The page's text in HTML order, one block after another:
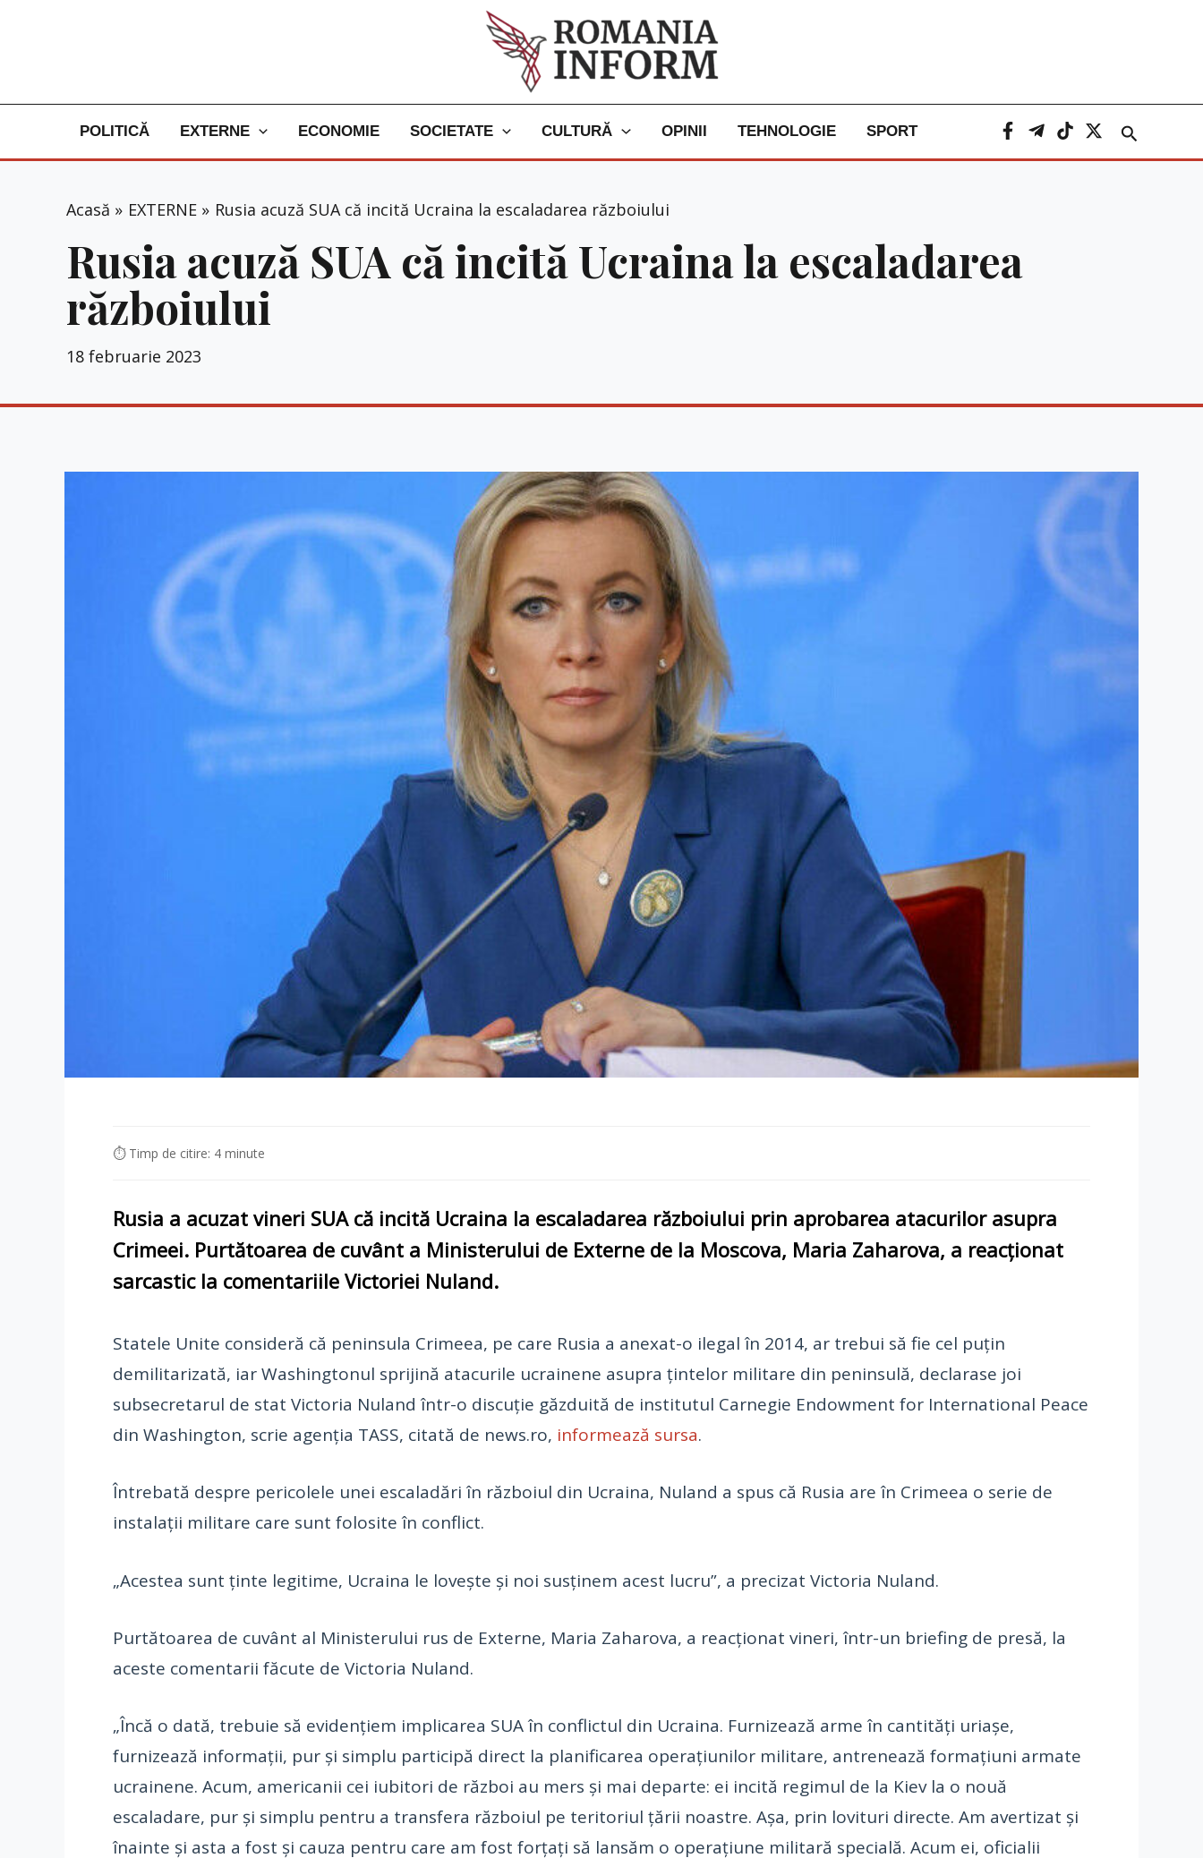
POLITICĂ EXTERNE ECONOMIE SOCIETATE CULTURĂ OPINII TEHNOLOGIE SPORT Caută
Acasă EXTERNE Rusia acuză SUA că incită Ucraina la escaladarea războiului
Rusia acuză SUA că incită Ucraina la escaladarea
războiului
18 februarie 2023
⏱ Timp de citire: 4 minute
Rusia a acuzat vineri SUA că incită Ucraina la escaladarea războiului prin aprobarea atacurilor asupra
Crimeei. Purtătoarea de cuvânt a Ministerului de Externe de la Moscova, Maria Zaharova, a reacţionat
sarcastic la comentariile Victoriei Nuland.
Statele Unite consideră că peninsula Crimeea, pe care Rusia a anexat-o ilegal în 2014, ar trebui să fie cel puţin
demilitarizată, iar Washingtonul sprijină atacurile ucrainene asupra ţintelor militare din peninsulă, declarase joi
subsecretarul de stat Victoria Nuland într-o discuţie găzduită de institutul Carnegie Endowment for International Peace
din Washington, scrie agenţia TASS, citată de news.ro, informează sursa.
Întrebată despre pericolele unei escaladări în războiul din Ucraina, Nuland a spus că Rusia are în Crimeea o serie de
instalaţii militare care sunt folosite în conflict.
„Acestea sunt ţinte legitime, Ucraina le loveşte şi noi susţinem acest lucru”, a precizat Victoria Nuland.
Purtătoarea de cuvânt al Ministerului rus de Externe, Maria Zaharova, a reacţionat vineri, într-un briefing de presă, la
aceste comentarii făcute de Victoria Nuland.
„Încă o dată, trebuie să evidenţiem implicarea SUA în conflictul din Ucraina. Furnizează arme în cantităţi uriaşe,
furnizează informaţii, pur şi simplu participă direct la planificarea operaţiunilor militare, antrenează formaţiuni armate
ucrainene. Acum, americanii cei iubitori de război au mers şi mai departe: ei incită regimul de la Kiev la o nouă
escaladare, pur şi simplu pentru a transfera războiul pe teritoriul ţării noastre. Aşa, prin lovituri directe. Am avertizat şi
înainte şi asta a fost şi cauza pentru care am fost forţaţi să lansăm o operaţiune militară specială. Acum ei, oficialii